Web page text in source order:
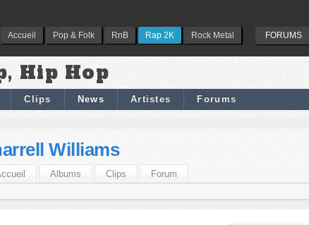
Accueil Pop & Folk RnB Rap 2K Rock Metal FORUMS
Hip Hop
Clips News Artistes Forums
Williams
Albums Clips Forum